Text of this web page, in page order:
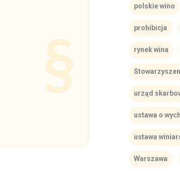
polskie wino
prohibicja
rynek wina
urząd
ustawa o
ustawa
Warszawa